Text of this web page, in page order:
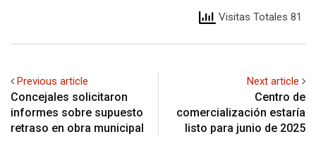
Visitas Totales 81
Previous article
Concejales solicitaron
informes sobre supuesto
retraso en obra municipal
Next article
Centro de
comercialización estaría
listo para junio de 2025